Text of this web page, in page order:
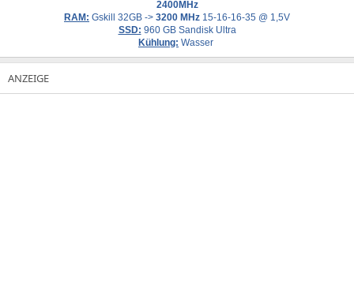
2400MHz
RAM: Gskill 32GB -> 3200 MHz 15-16-16-35 @ 1,5V
SSD: 960 GB Sandisk Ultra
Kühlung: Wasser